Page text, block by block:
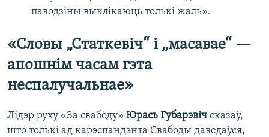
паводзіны выклікаюць толькі жаль».
«Словы „Статкевіч“ і „масавае“ —
апошнім часам гэта
неспалучальнае»
Лідэр руху «За свабоду» Юрась Губарэвіч сказаў,
што толькі ад карэспандэнта Свабоды даведаўся,